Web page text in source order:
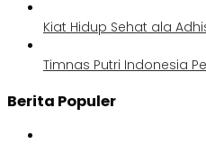
Kiat Hidup Sehat ala
Timnas Putri Indonesia
Berita Populer